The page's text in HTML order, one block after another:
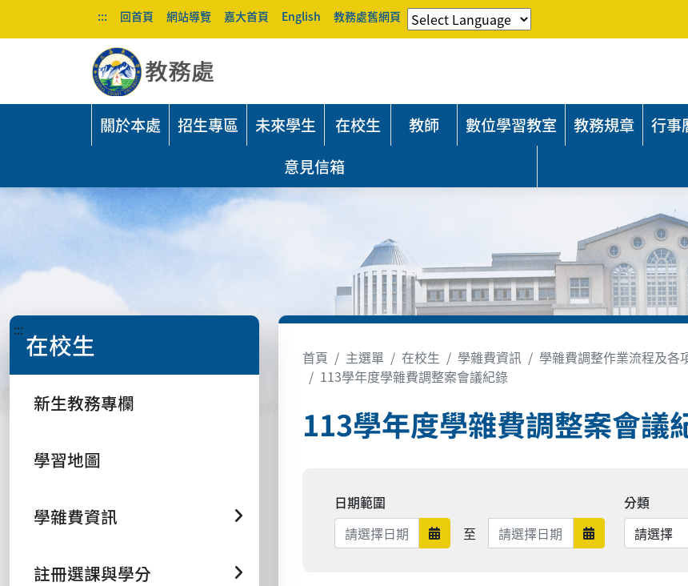
::: 回首頁 網站導覽 嘉大首頁 English 教務處舊網頁
關於本處 招生專區 未來學生 在校生 教師 數位學習教室 教務規章 行事
意見信箱
::: 在校生
新生教務專欄
學習地圖
學雜費資訊
註冊選課與學分
首頁 主選單 在校生 學雜費資訊 學雜費調整作業流程及各
113學年度學雜費調整案會議紀錄
113學年度學雜費調整案會議
日期範圍
日期範圍開始
至 日期範圍結束 日期範圍結束
分類